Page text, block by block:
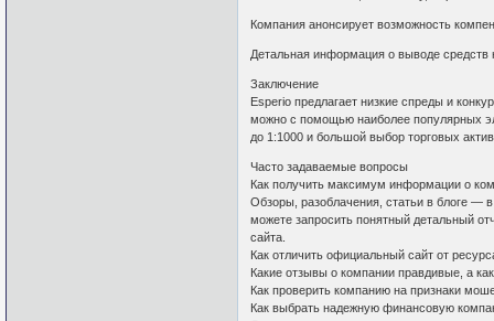
Компания анонсирует возможность
Детальная информация о выводе средств
Заключение
Esperio предлагает низкие спреды и
можно с помощью наиболее популярных
до 1:1000 и большой выбор торговых
Часто задаваемые вопросы
Как получить максимум информации о
Обзоры, разоблачения, статьи в блоге —
можете запросить понятный детальный
сайта.
Как отличить официальный сайт от
Какие отзывы о компании правдивые, а
Как проверить компанию на признаки
Как выбрать надежную финансовую